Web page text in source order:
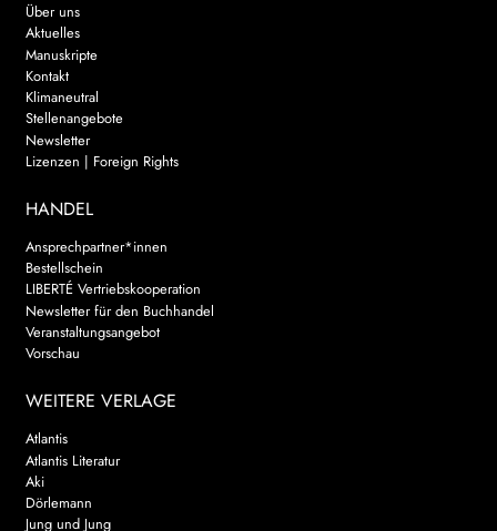
Über uns
Aktuelles
Manuskripte
Kontakt
Klimaneutral
Stellenangebote
Newsletter
Lizenzen | Foreign Rights
HANDEL
Ansprechpartner*innen
Bestellschein
LIBERTÉ Vertriebskooperation
Newsletter für den Buchhandel
Veranstaltungsangebot
Vorschau
WEITERE VERLAGE
Atlantis
Atlantis Literatur
Aki
Dörlemann
Jung und Jung